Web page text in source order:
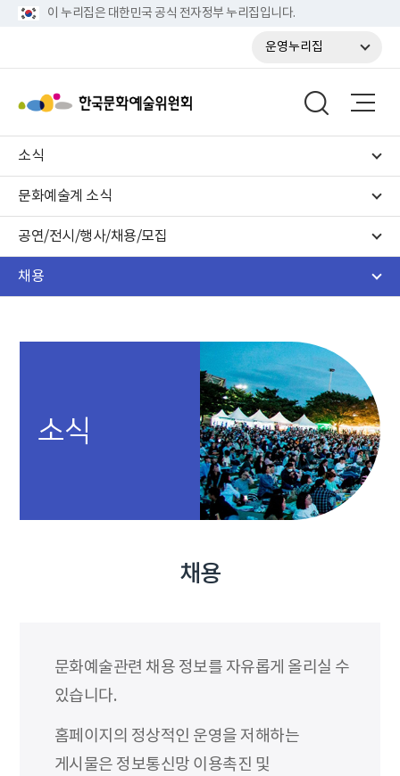
이 누리집은 대한민국 공식 전자정부 누리집입니다.
운영누리집
소식
문화예술계 소식
공연/전시/행사/채용/모집
채용
소식
채용
문화예술관련 채용 정보를 자유롭게 올리실 수
있습니다.
홈페이지의 정상적인 운영을 저해하는
게시물은 정보통신망 이용촉진 및